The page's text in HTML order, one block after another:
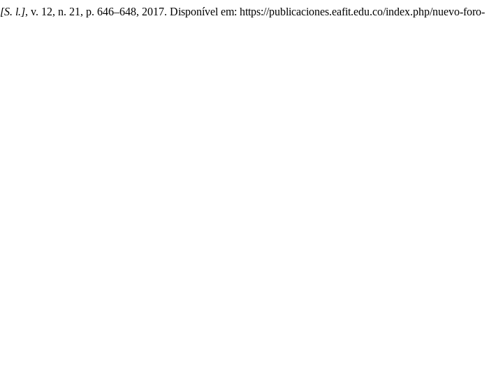
[S. l.], v. 12, n. 21, p. 646–648, 2017. Disponível em: https://publicaciones.eafit.edu.co/index.php/nuevo-foro-